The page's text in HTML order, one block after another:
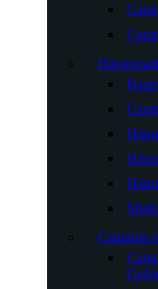
Camping